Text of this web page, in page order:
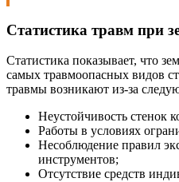
Статистика травм при
Статистика показывает, что
самых травмоопасных видов
травмы возникают из-за
Неустойчивость стенок
Работы в условиях
Несоблюдение правил
инструментов;
Отсутствие средств